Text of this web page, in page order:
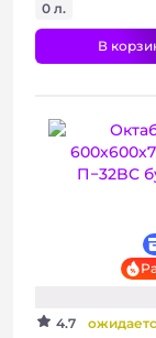
0 л.
В
4.7